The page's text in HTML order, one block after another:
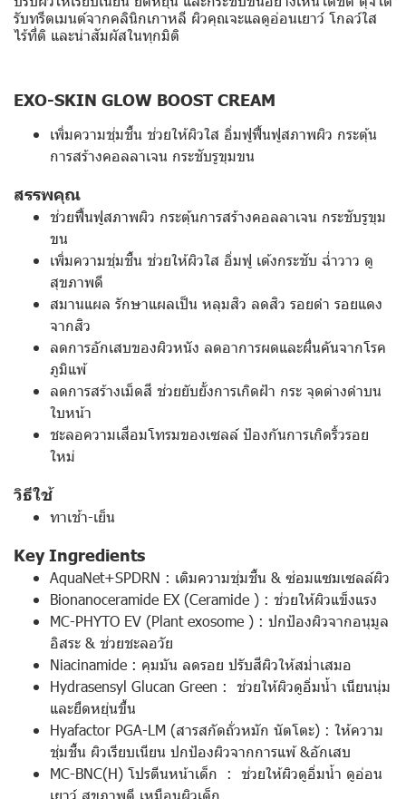
รับทรีตเมนต์จากคลินิกเกาหลี ผิวคุณจะแลดูอ่อนเยาว์ โกลว์ใส
ไร้ที่ติ และน่าสัมผัสในทุกมิติ
EXO-SKIN GLOW BOOST CREAM
เพิ่มความชุ่มชื้น ช่วยให้ผิวใส อิ่มฟูฟื้นฟูสภาพผิว กระตุ้น
การสร้างคอลลาเจน กระชับรูขุมขน
สรรพคุณ
ช่วยฟื้นฟูสภาพผิว กระตุ้นการสร้างคอลลาเจน กระชับรูขุม
ขน
เพิ่มความชุ่มชื้น ช่วยให้ผิวใส อิ่มฟู เด้งกระชับ ฉ่ำวาว ดู
สุขภาพดี
สมานแผล รักษาแผลเป็น หลุมสิว ลดสิว รอยดำ รอยแดง
จากสิว
ลดการอักเสบของผิวหนัง ลดอาการผดและผื่นคันจากโรค
ภูมิแพ้
ลดการสร้างเม็ดสี ช่วยยับยั้งการเกิดฝ้า กระ จุดด่างดำบน
ใบหน้า
ชะลอความเสื่อมโทรมของเซลล์ ป้องกันการเกิดริ้วรอย
ใหม่
วิธีใช้
ทาเช้า-เย็น
Key Ingredients
AquaNet+SPDRN : เติมความชุ่มชื้น & ซ่อมแซมเซลล์ผิว
Bionanoceramide EX (Ceramide ) : ช่วยให้ผิวแข็งแรง
MC-PHYTO EV (Plant exosome ) : ปกป้องผิวจากอนุมูล
อิสระ & ช่วยชะลอวัย
Niacinamide : คุมมัน ลดรอย ปรับสีผิวให้สม่ำเสมอ
Hydrasensyl Glucan Green : ช่วยให้ผิวดูอิ่มน้ำ เนียนนุ่ม
และยืดหยุ่นขึ้น
Hyafactor PGA-LM (สารสกัดถั่วหมัก นัตโตะ) : ให้ความ
ชุ่มชื้น ผิวเรียบเนียน ปกป้องผิวจากการแพ้ &อักเสบ
MC-BNC(H) โปรตีนหน้าเด็ก : ช่วยให้ผิวดูอิ่มน้ำ ดูอ่อน
เยาว์ สุขภาพดี เหมือนผิวเด็ก